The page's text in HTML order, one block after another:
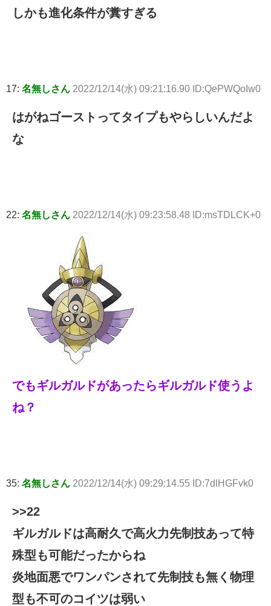
しかも進化条件が糞すぎる
17: 名無しさん 2022/12/14(水) 09:21:16.90 ID:QePWQoIw0
はがねゴーストってタイプもやらしいんだよ
な
22: 名無しさん 2022/12/14(水) 09:23:58.48 ID:msTDLCK+0
でもギルガルドがあったらギルガルド使うよ
ね？
35: 名無しさん 2022/12/14(水) 09:29:14.55 ID:7dlHGFvk0
>>22
ギルガルドは高耐久で高火力先制技あって特
殊型も可能だったからね
炎地面悪でワンパンされて先制技も無く物理
型も不可のコイツは弱い